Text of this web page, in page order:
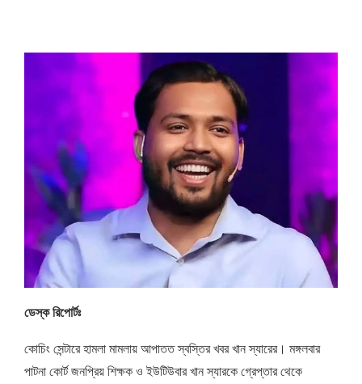
ডেস্ক রিপোর্টঃ
কোচিং সেন্টারে হামলা মামলায় আপাতত স্বস্তির খবর খান স্যারের। মঙ্গলবার
পাটনা কোর্ট জনপ্রিয় শিক্ষক ও ইউটিউবার খান স্যারকে গ্রেপ্তার থেকে